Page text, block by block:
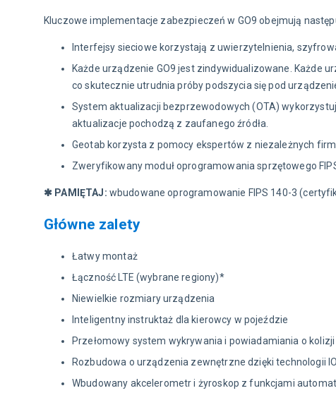
Kluczowe implementacje zabezpieczeń w GO9 obejmują
Interfejsy sieciowe korzystają z uwierzytelnienia,
Każde urządzenie GO9 jest zindywidualizowane. Każde
co skutecznie utrudnia próby podszycia się pod
System aktualizacji bezprzewodowych (OTA)
aktualizacje pochodzą z zaufanego źródła.
Geotab korzysta z pomocy ekspertów z niezależnych
Zweryfikowany moduł oprogramowania sprzętowego
✱ PAMIĘTAJ: wbudowane oprogramowanie FIPS 140-3
Główne zalety
Łatwy montaż
Łączność LTE (wybrane regiony)*
Niewielkie rozmiary urządzenia
Inteligentny instruktaż dla kierowcy w pojeździe
Przełomowy system wykrywania i powiadamiania o kolizji
Rozbudowa o urządzenia zewnętrzne dzięki technologii
Wbudowany akcelerometr i żyroskop z funkcjami